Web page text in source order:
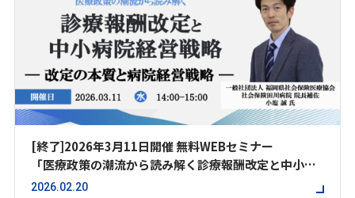
[終了]2026年3月11日開催 無料WEBセミナー
「医療政策の潮流から読み解く診療報酬改定と中小病
院経営戦略 ― 改定の本質と病院経営戦略 ―」
2026.02.20